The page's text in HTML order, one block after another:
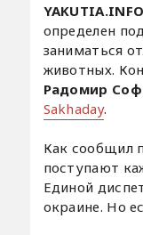
определен
заниматься
животных.
Радомир
Sakhaday.
Как сообщил
поступают
Единой
окраине. Но